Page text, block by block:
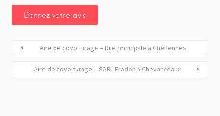
Aire de covoiturage – Rue principale à Chériennes
Aire de covoiturage – SARL Fradon à Chevanceaux